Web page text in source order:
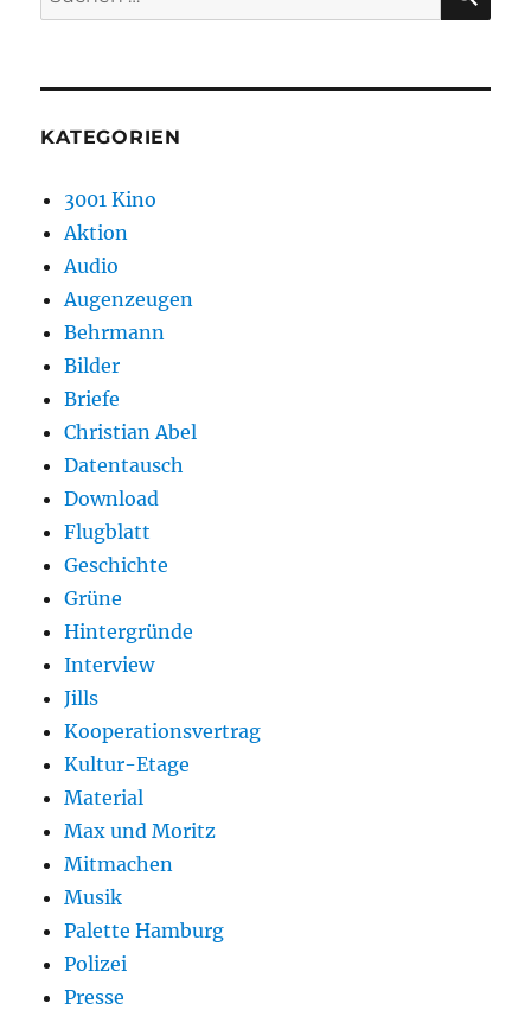
nach:
KATEGORIEN
3001 Kino
Aktion
Audio
Augenzeugen
Behrmann
Bilder
Briefe
Christian Abel
Datentausch
Download
Flugblatt
Geschichte
Grüne
Hintergründe
Interview
Jills
Kooperationsvertrag
Kultur-Etage
Material
Max und Moritz
Mitmachen
Musik
Palette Hamburg
Polizei
Presse